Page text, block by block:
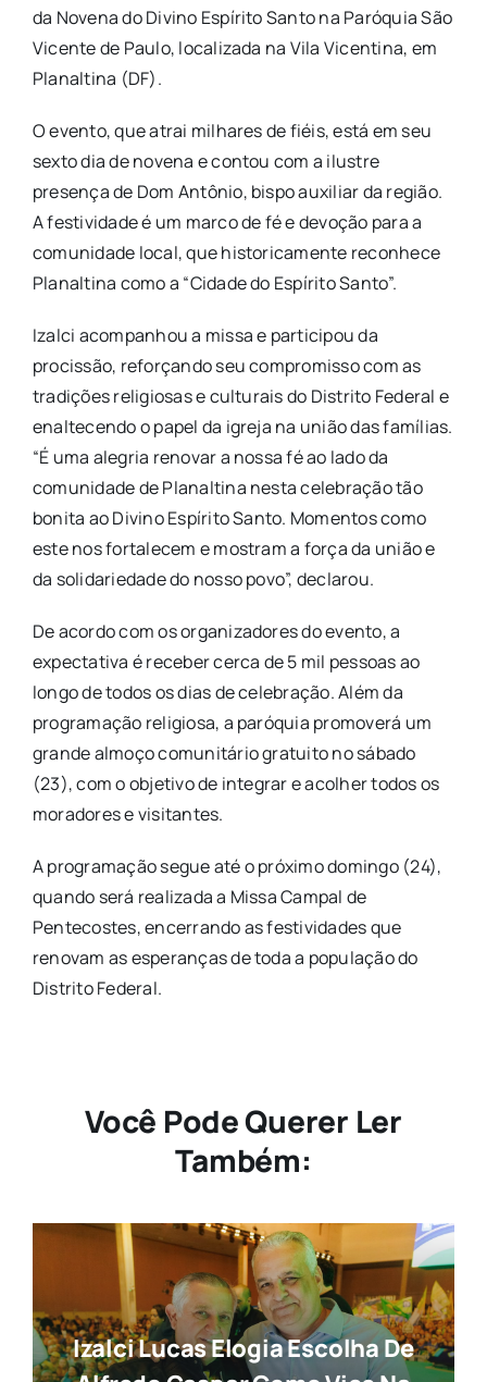
da Novena do Divino Espírito Santo na Paróquia São
Vicente de Paulo, localizada na Vila Vicentina, em
Planaltina (DF).
O evento, que atrai milhares de fiéis, está em seu
sexto dia de novena e contou com a ilustre
presença de Dom Antônio, bispo auxiliar da região.
A festividade é um marco de fé e devoção para a
comunidade local, que historicamente reconhece
Planaltina como a “Cidade do Espírito Santo”.
Izalci acompanhou a missa e participou da
procissão, reforçando seu compromisso com as
tradições religiosas e culturais do Distrito Federal e
enaltecendo o papel da igreja na união das famílias.
“É uma alegria renovar a nossa fé ao lado da
comunidade de Planaltina nesta celebração tão
bonita ao Divino Espírito Santo. Momentos como
este nos fortalecem e mostram a força da união e
da solidariedade do nosso povo”, declarou.
De acordo com os organizadores do evento, a
expectativa é receber cerca de 5 mil pessoas ao
longo de todos os dias de celebração. Além da
programação religiosa, a paróquia promoverá um
grande almoço comunitário gratuito no sábado
(23), com o objetivo de integrar e acolher todos os
moradores e visitantes.
A programação segue até o próximo domingo (24),
quando será realizada a Missa Campal de
Pentecostes, encerrando as festividades que
renovam as esperanças de toda a população do
Distrito Federal.
Você Pode Querer Ler
Também:
Izalci Lucas Elogia Escolha De